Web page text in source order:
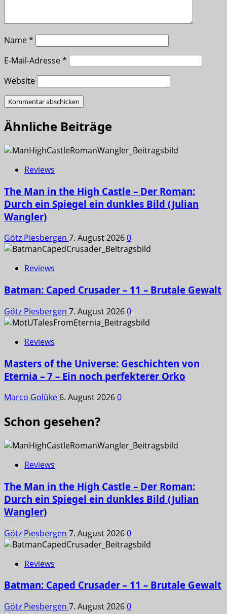
Name*
E-Mail-Adresse*
Website
Ähnliche Beiträge
Reviews
The Man in the High Castle – Der Roman:
Durch ein Spiegel ein dunkles Bild (Julian
Wangler)
Götz Piesbergen 7. August 20260
Reviews
Batman: Caped Crusader – 11 – Brutale Gewalt
Götz Piesbergen 7. August 20260
Reviews
Masters of the Universe: Geschichten von
Eternia – 7 – Ein noch perfekterer Orko
Marco Golüke 6. August 20260
Schon gesehen?
Reviews
The Man in the High Castle – Der Roman:
Durch ein Spiegel ein dunkles Bild (Julian
Wangler)
Götz Piesbergen 7. August 20260
Reviews
Batman: Caped Crusader – 11 – Brutale Gewalt
Götz Piesbergen 7. August 20260